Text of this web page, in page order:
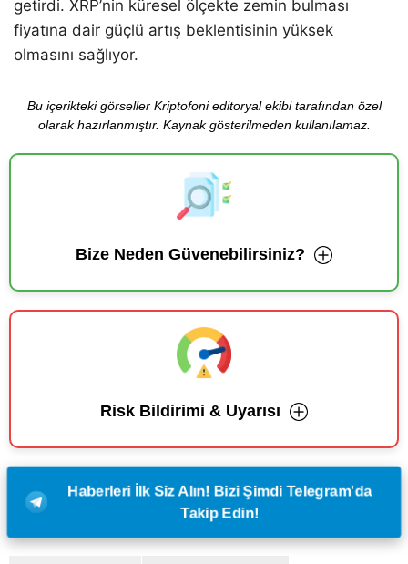
getirdi. XRP’nin küresel ölçekte zemin bulması
fiyatına dair güçlü artış beklentisinin yüksek
olmasını sağlıyor.
Bu içerikteki görseller Kriptofoni editoryal ekibi tarafından özel
olarak hazırlanmıştır. Kaynak gösterilmeden kullanılamaz.
Bize Neden Güvenebilirsiniz?
Risk Bildirimi & Uyarısı
Haberleri İlk Siz Alın! Bizi Şimdi Telegram'da
Takip Edin!